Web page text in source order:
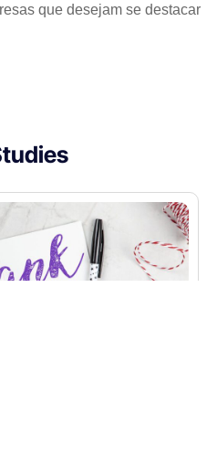
que desejam se destacar